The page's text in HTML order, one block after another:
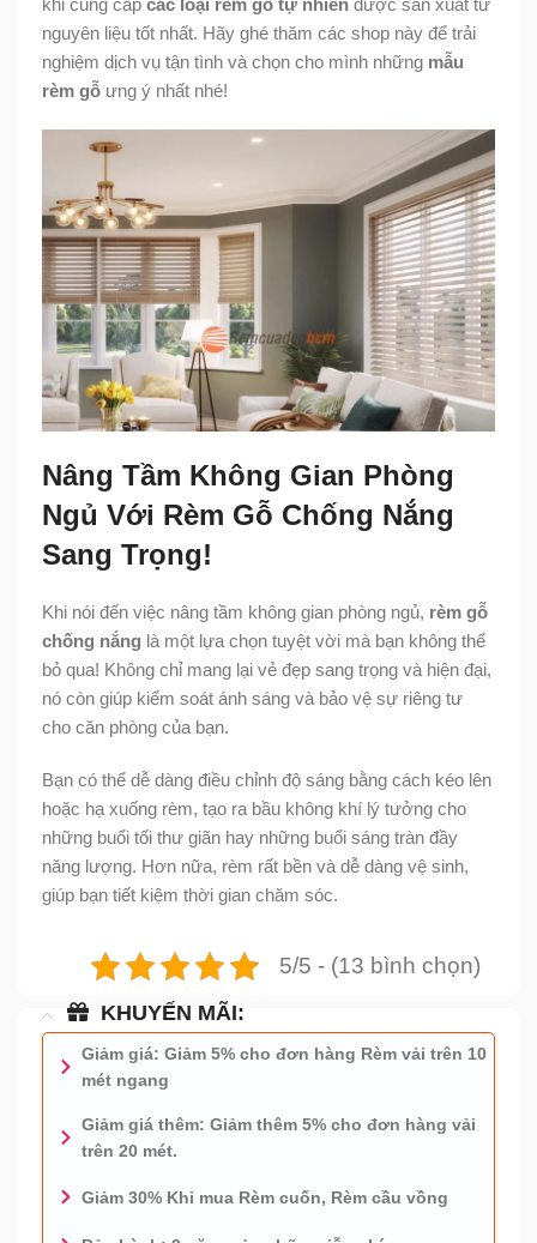
khi cung cấp các loại rèm gỗ tự nhiên được sản xuất từ
nguyên liệu tốt nhất. Hãy ghé thăm các shop này để trải
nghiệm dịch vụ tận tình và chọn cho mình những mẫu
rèm gỗ ưng ý nhất nhé!
Nâng Tầm Không Gian Phòng
Ngủ Với Rèm Gỗ Chống Nắng
Sang Trọng!
Khi nói đến việc nâng tầm không gian phòng ngủ, rèm gỗ
chống nắng là một lựa chọn tuyệt vời mà bạn không thể
bỏ qua! Không chỉ mang lại vẻ đẹp sang trọng và hiện đại,
nó còn giúp kiểm soát ánh sáng và bảo vệ sự riêng tư
cho căn phòng của bạn.
Bạn có thể dễ dàng điều chỉnh độ sáng bằng cách kéo lên
hoặc hạ xuống rèm, tạo ra bầu không khí lý tưởng cho
những buổi tối thư giãn hay những buổi sáng tràn đầy
năng lượng. Hơn nữa, rèm rất bền và dễ dàng vệ sinh,
giúp bạn tiết kiệm thời gian chăm sóc.
5/5 - (13 bình chọn)
KHUYẾN MÃI:
Giảm giá: Giảm 5% cho đơn hàng Rèm vải trên 10
mét ngang
Giảm giá thêm: Giảm thêm 5% cho đơn hàng vải
trên 20 mét.
Giảm 30% Khi mua Rèm cuốn, Rèm cầu vồng